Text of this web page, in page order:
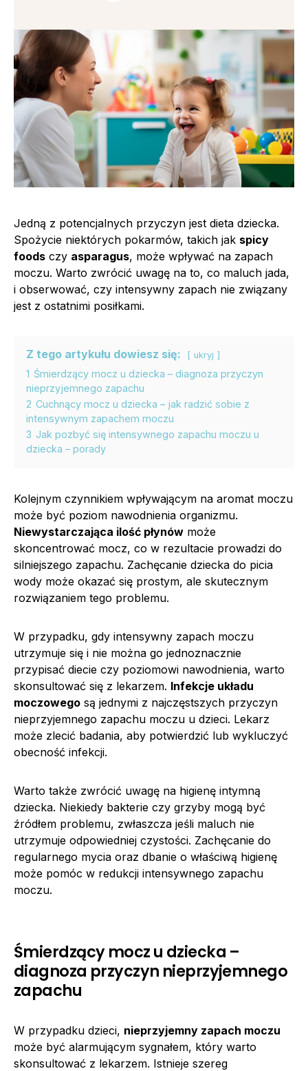
Jedną z potencjalnych przyczyn jest dieta dziecka.
Spożycie niektórych pokarmów, takich jak spicy
foods czy asparagus, może wpływać na zapach
moczu. Warto zwrócić uwagę na to, co maluch jada,
i obserwować, czy intensywny zapach nie związany
jest z ostatnimi posiłkami.
Z tego artykułu dowiesz się: ukryj
1 Śmierdzący mocz u dziecka – diagnoza przyczyn
nieprzyjemnego zapachu
2 Cuchnący mocz u dziecka – jak radzić sobie z
intensywnym zapachem moczu
3 Jak pozbyć się intensywnego zapachu moczu u
dziecka – porady
Kolejnym czynnikiem wpływającym na aromat moczu
może być poziom nawodnienia organizmu.
Niewystarczająca ilość płynów może
skoncentrować mocz, co w rezultacie prowadzi do
silniejszego zapachu. Zachęcanie dziecka do picia
wody może okazać się prostym, ale skutecznym
rozwiązaniem tego problemu.
W przypadku, gdy intensywny zapach moczu
utrzymuje się i nie można go jednoznacznie
przypisać diecie czy poziomowi nawodnienia, warto
skonsultować się z lekarzem. Infekcje układu
moczowego są jednymi z najczęstszych przyczyn
nieprzyjemnego zapachu moczu u dzieci. Lekarz
może zlecić badania, aby potwierdzić lub wykluczyć
obecność infekcji.
Warto także zwrócić uwagę na higienę intymną
dziecka. Niekiedy bakterie czy grzyby mogą być
źródłem problemu, zwłaszcza jeśli maluch nie
utrzymuje odpowiedniej czystości. Zachęcanie do
regularnego mycia oraz dbanie o właściwą higienę
może pomóc w redukcji intensywnego zapachu
moczu.
Śmierdzący mocz u dziecka –
diagnoza przyczyn nieprzyjemnego
zapachu
W przypadku dzieci, nieprzyjemny zapach moczu
może być alarmującym sygnałem, który warto
skonsultować z lekarzem. Istnieje szereg